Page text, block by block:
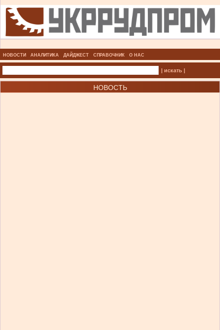
НОВОСТИ АНАЛИТИКА ДАЙДЖЕСТ СПРАВОЧНИК О НАС
| искать |
НОВОСТЬ